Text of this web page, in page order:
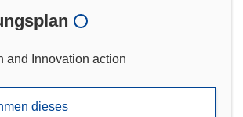
and Innovation action
dieses